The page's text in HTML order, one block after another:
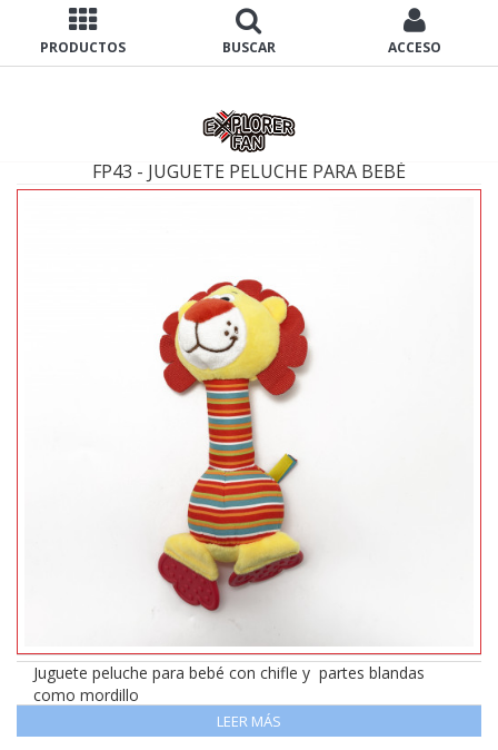
PRODUCTOS BUSCAR ACCESO
FP43 - JUGUETE PELUCHE PARA BEBÉ
Juguete peluche para bebé con chifle y partes blandas
como mordillo
LEER MÁS